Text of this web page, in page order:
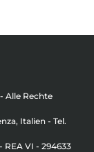
Alle Rechte
Italien - Tel.
REA VI - 294633